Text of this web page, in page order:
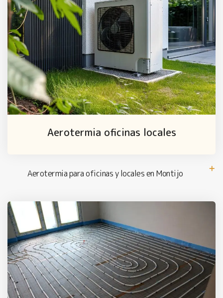
Aerotermia oficinas locales
Aerotermia para oficinas y locales en Montijo